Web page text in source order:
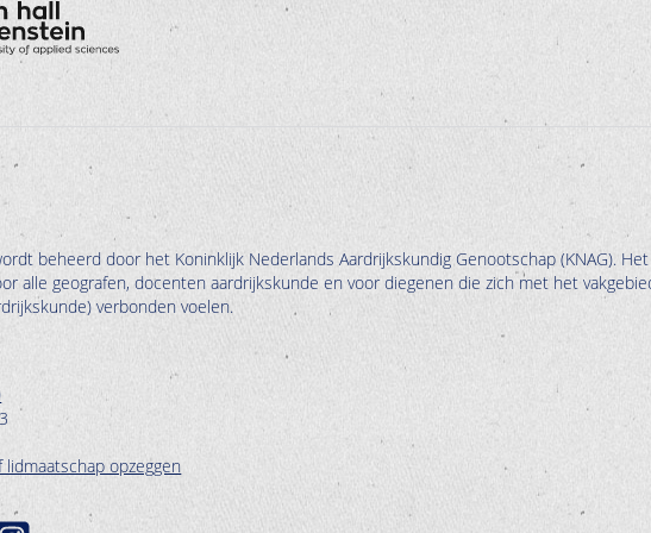
beheerd door het Koninklijk Nederlands Aardrijkskundig Genootschap (KNAG). Het
alle geografen, docenten aardrijkskunde en voor diegenen die zich met het
verbonden voelen.
lidmaatschap opzeggen